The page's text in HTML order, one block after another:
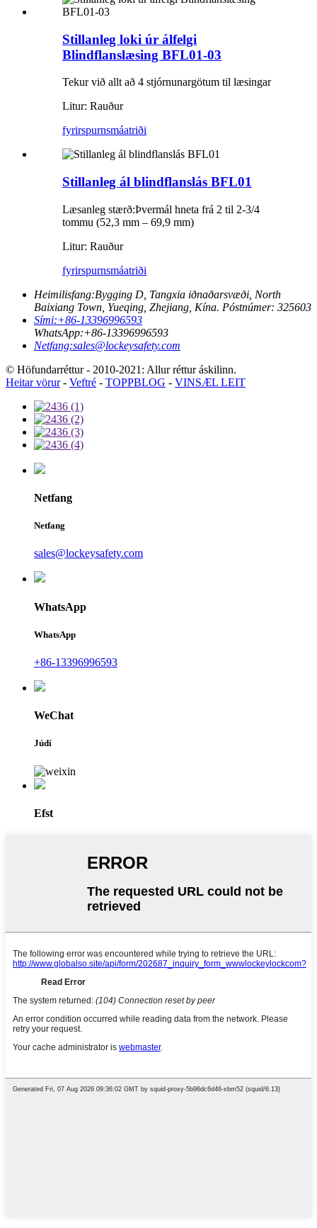
Stillanleg loki úr álfelgi
Blindflanslæsing BFL01-03
Tekur við allt að 4 stjórnunargötum til læsingar
Litur: Rauður
fyrirspurnsmáatriði
Stillanleg ál blindflanslás BFL01
Læsanleg stærð:Þvermál hneta frá 2 til 2-3/4
tommu (52,3 mm – 69,9 mm)
Litur: Rauður
fyrirspurnsmáatriði
Heimilisfang:Bygging D, Tangxia iðnaðarsvæði, North
Baixiang Town, Yueqing, Zhejiang, Kína. Póstnúmer: 325603
Sími:+86-13396996593
WhatsApp:+86-13396996593
Netfang:sales@lockeysafety.com
© Höfundarréttur - 2010-2021: Allur réttur áskilinn.
Heitar vörur- Veftré - TOPPBLOG - VINSÆL LEIT
Netfang
Netfang
sales@lockeysafety.com
WhatsApp
WhatsApp
+86-13396996593
WeChat
Júdí
Efst